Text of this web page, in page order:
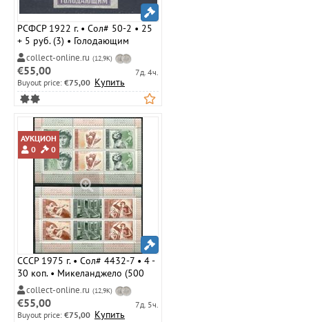
РСФСР 1922 г. • Сол# 50-2 • 25
+ 5 руб. (3) • Голодающим
Поволжья • поезд, пароход,
автомобиль •
благотворительный выпуск •
Mint NG VF
collect-online.ru (12,9K)
€55,00
7д. 4ч.
Buyout price: €75,00 Купить
АУКЦИОН
0
0
СССР 1975 г. • Сол# 4432-7 • 4 -
30 коп. • Микеланджело (500
лет со дня рождения) • полн.
серия • мал. листы ( 12 марок ) •
MNH OG XF
collect-online.ru (12,9K)
€55,00
7д. 5ч.
Buyout price: €75,00 Купить